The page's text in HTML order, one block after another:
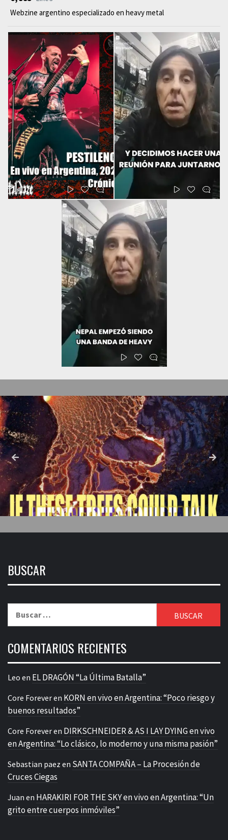
Webzine argentino especializado en heavy metal
BUSCAR
COMENTARIOS RECIENTES
Leo en EL DRAGÓN “La Última Batalla”
Core Foreveren KORN en vivo en Argentina: “Poco riesgo y
buenos resultados”
Core Foreveren DIRKSCHNEIDER & AS I LAY DYING en vivo
en Argentina: “Lo clásico, lo moderno y una misma pasión”
Sebastian paez en SANTA COMPAÑA – La Procesión de
Cruces Ciegas
Juan en HARAKIRI FOR THE SKY en vivo en Argentina: “Un
grito entre cuerpos inmóviles”